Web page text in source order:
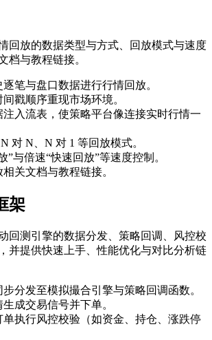
回放的数据类型与方式、回放模式与速度
档与教程链接。
笔与盘口数据进行行情回放。
戳顺序重现市场环境。
入流表，使策略平台像连接实时行情一
对 N、N 对 1 等回放模式。
”与倍速“快速回放”等速度控制。
关文档与教程链接。
架
回测引擎的数据分发、策略回调、风控校
并提供快速上手、性能优化与对比分析链
分发至模拟撮合引擎与策略回调函数。
成交易信号并下单。
单执行风控校验（如资金、持仓、涨跌停